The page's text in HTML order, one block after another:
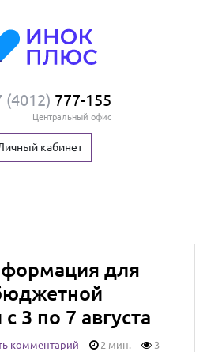
(4012) 777-155
Центральный офис
кабинет
для
3 по 7 августа
комментарий 2 мин. 3